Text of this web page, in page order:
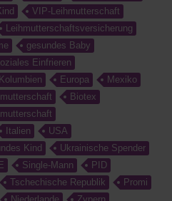
VIP-Leihmutterschaft
Leihmutterschaftsversicherung
gesundes Baby
Einfrieren
Kolumbien Europa
Mexiko
Biotex
Italien
USA
Kind
Ukrainische Spender
Single-Mann
PID
Tschechische Republik
Promi